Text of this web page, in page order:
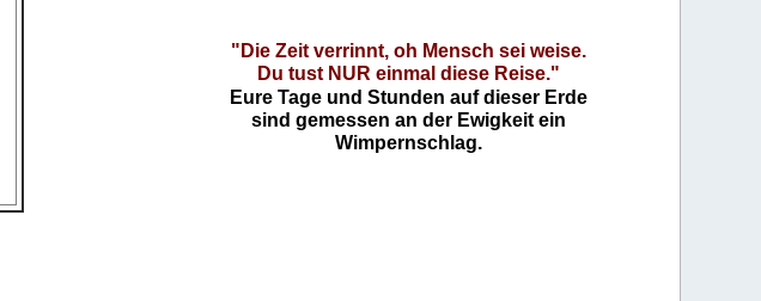
"Die Zeit verrinnt, oh Mensch sei weise.
Du tust NUR einmal diese Reise."
Eure Tage und Stunden auf dieser Erde
sind gemessen an der Ewigkeit ein
Wimpernschlag.